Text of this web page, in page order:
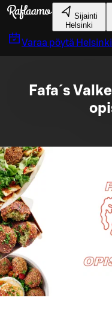
Siirry pääsisältöön
Sijainti
Helsinki
Varaa pöytä Helsinki
Fafa´s